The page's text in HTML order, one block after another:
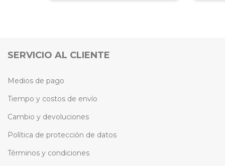
SERVICIO AL CLIENTE
Medios de pago
Tiempo y costos de envío
Cambio y devoluciones
Política de protección de datos
Términos y condiciones